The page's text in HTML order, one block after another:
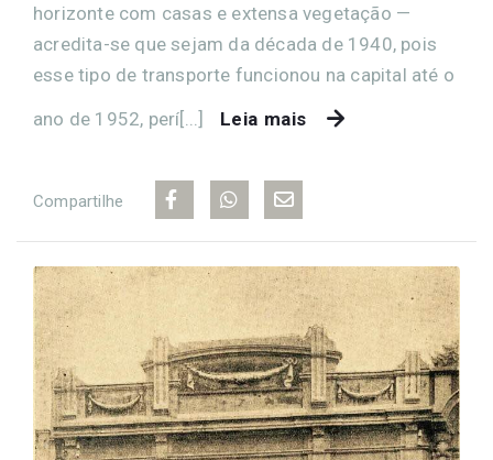
horizonte com casas e extensa vegetação —
acredita-se que sejam da década de 1940, pois
esse tipo de transporte funcionou na capital até o
ano de 1952, perí[...]
Leia mais
Compartilhe